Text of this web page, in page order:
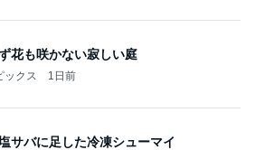
花も咲かない寂しい庭
ックス 1日前
サバに足した冷凍シューマイ